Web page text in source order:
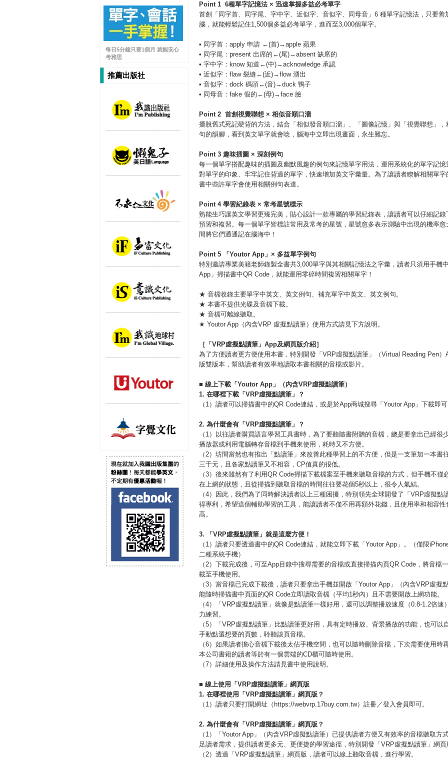
每日5分鐘只要1個月 就能安心
考雅思
推薦出版社
Point 1 6種單字記憶法 × 迅速掌握多益必考單字
首創「同字首、同字尾、字中字、近似字、音似字、同母音」6 種單字記憶法，只要善
腦，就能輕鬆記住1,500個多益必考單字，進而至3,000個單字。
• 同字首：apply 申請 ←(首)→apple 蘋果
• 同字尾：present 出席的←(尾)→absent 缺席的
• 字中字：know 知道←(中)→acknowledge 承認
• 近似字：flaw 裂縫←(近)→flow 湧出
• 音似字：dock 碼頭←(音)→duck 鴨子
• 同母音：fake 假的←(母)→face 臉
Point 2 首創視覺聯想 × 相似音順口溜
擺脫舊式死記硬背的方法，結合「相似發音順口溜」、「圖像記憶」與「視覺聯想」，
句的韻腳，看到英文單字就會唸，腦海中立即出現畫面，永生難忘。
Point 3 趣味插圖 × 深刻例句
每一個單字搭配趣味的插圖及幽默風趣的例句來記憶單字用法，運用系統化的單字記憶
對單字的印象、牢牢記住背過的單字，快速增加英文字彙量。為了讓讀者瞭解相關單字
書中些許單字會使用相關例句表達。
Point 4 學習紀錄表 × 常考星號標示
熟能生巧讓英文學習更臻完美，貼心設計一款專屬的學習紀錄表，讓讀者可以仔細記錄
預習和複習。每一個單字皆標註常用及常考的星號，星號愈多表示測驗中出現的機率愈
間將它們通通記在腦海中！
Point 5 「 Youtor App 」× 多益單字例句
特別邀請專業美籍老師錄製全書共3,000單字與其相關記憶法之字彙，讀者只須用手機
App」掃描書中QR Code，就能運用零碎時間複習相關單字！
★ 音檔收錄主要單字中英文、英文例句、補充單字中英文、英文例句。
★ 本書不提供光碟及音檔下載。
★ 音檔可離線聽取。
★ Youtor App（內含VRP 虛擬點讀筆）使用方式請見下方說明。
［「 VRP虛擬點讀筆」 App及網頁版介紹］
為了方便讀者更方便使用本書，特別開發「VRP虛擬點讀筆」（Virtual Reading Pen）
版雙版本，幫助讀者有效率地讀取本書相關的音檔或影片。
■ 線上下載「 Youtor App 」（內含VRP虛擬點讀筆）
1. 在哪裡下載「 VRP虛擬點讀筆」？
（1）讀者可以掃描書中的QR Code連結，或是於App商城搜尋「Youtor App」下載即可
2. 為什麼會有「 VRP虛擬點讀筆」？
（1）以往讀者購買語言學習工具書時，為了要聽隨書附贈的音檔，總是要拿出已經很
播放器或利用電腦轉存音檔到手機來使用，耗時又不方便。
（2）坊間當然也有推出「點讀筆」來改善此種學習上的不方便，但是一支筆加一本書
三千元，且各家點讀筆又不相容，CP值真的很低。
（3）後來雖然有了利用QR Code掃描下載檔案至手機來聽取音檔的方式，但手機不僅
在上網的狀態，且從掃描到聽取音檔的時間往往要花個5秒以上，很令人氣結。
（4）因此，我們為了同時解決讀者以上三種困擾，特別領先全球開發了「VRP虛擬點
得專利，希望這個輔助學習的工具，能讓讀者不僅不用再額外花錢，且使用率和相容性
高。
3. 「 VRP虛擬點讀筆」就是這麼方便！
（1）讀者只要透過書中的QR Code連結，就能立即下載「Youtor App」。（僅限
二種系統手機）
（2）下載完成後，可至App目錄中搜尋需要的音檔或直接掃描內頁QR Code，將音檔
載至手機使用。
（3）當音檔已完成下載後，讀者只要拿出手機並開啟「Youtor App」（內含VRP虛擬
能隨時掃描書中頁面的QR Code立即讀取音檔（平均1秒內）且不需要開啟上網功能。
（4）「VRP虛擬點讀筆」就像是點讀筆一樣好用，還可以調整播放速度（0.8-1.2倍速
力練習。
（5）「VRP虛擬點讀筆」比點讀筆更好用，具有定時播放、背景播放的功能，也可以
手動點選想要的頁數，聆聽該頁音檔。
（6）如果讀者擔心音檔下載後太佔手機空間，也可以隨時刪除音檔，下次需要使用時
本公司書籍的讀者等於有一個雲端的CD櫃可隨時使用。
（7）詳細使用及操作方法請見書中使用說明。
■ 線上使用「 VRP虛擬點讀筆」網頁版
1. 在哪裡使用「 VRP虛擬點讀筆」網頁版？
（1）讀者只要打開網址（https://webvrp.17buy.com.tw）註冊／登入會員即可。
2. 為什麼會有「 VRP虛擬點讀筆」網頁版？
（1）「Youtor App」（內含VRP虛擬點讀筆）已提供讀者方便又有效率的音檔聽取方
足讀者需求，提供讀者更多元、更便捷的學習途徑，特別開發「VRP虛擬點讀筆」網頁
（2）透過「VRP虛擬點讀筆」網頁版，讀者可以線上聽取音檔，進行學習。